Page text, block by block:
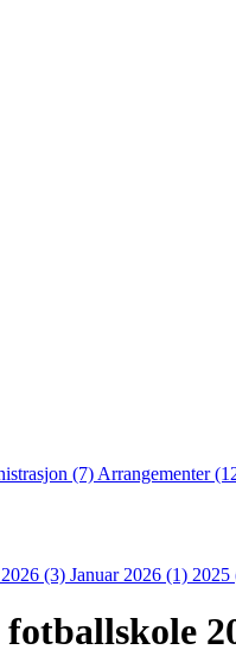
(7) Arrangementer
(3) Januar 2026 (1) 2025